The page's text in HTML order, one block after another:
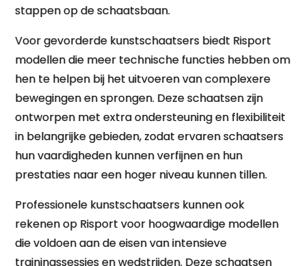
stappen op de schaatsbaan.
Voor gevorderde kunstschaatsers biedt Risport
modellen die meer technische functies hebben om
hen te helpen bij het uitvoeren van complexere
bewegingen en sprongen. Deze schaatsen zijn
ontworpen met extra ondersteuning en flexibiliteit
in belangrijke gebieden, zodat ervaren schaatsers
hun vaardigheden kunnen verfijnen en hun
prestaties naar een hoger niveau kunnen tillen.
Professionele kunstschaatsers kunnen ook
rekenen op Risport voor hoogwaardige modellen
die voldoen aan de eisen van intensieve
trainingssessies en wedstrijden. Deze schaatsen